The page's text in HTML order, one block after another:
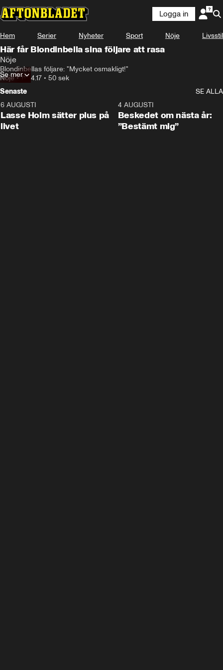
Logga in
Hem Serier Nyheter Sport Nöje Livsstil
Här får Blondinbella sina följare att rasa
Nöje
Blondinbellas följare: "Mycket osmakligt!"
Nöje•11.04.17 • 50 sek
Se mer
Senaste
SE ALLA
6 AUGUSTI
Lasse Holm sätter plus på
livet
4 AUGUSTI
Beskedet om nästa år:
”Bestämt mig”